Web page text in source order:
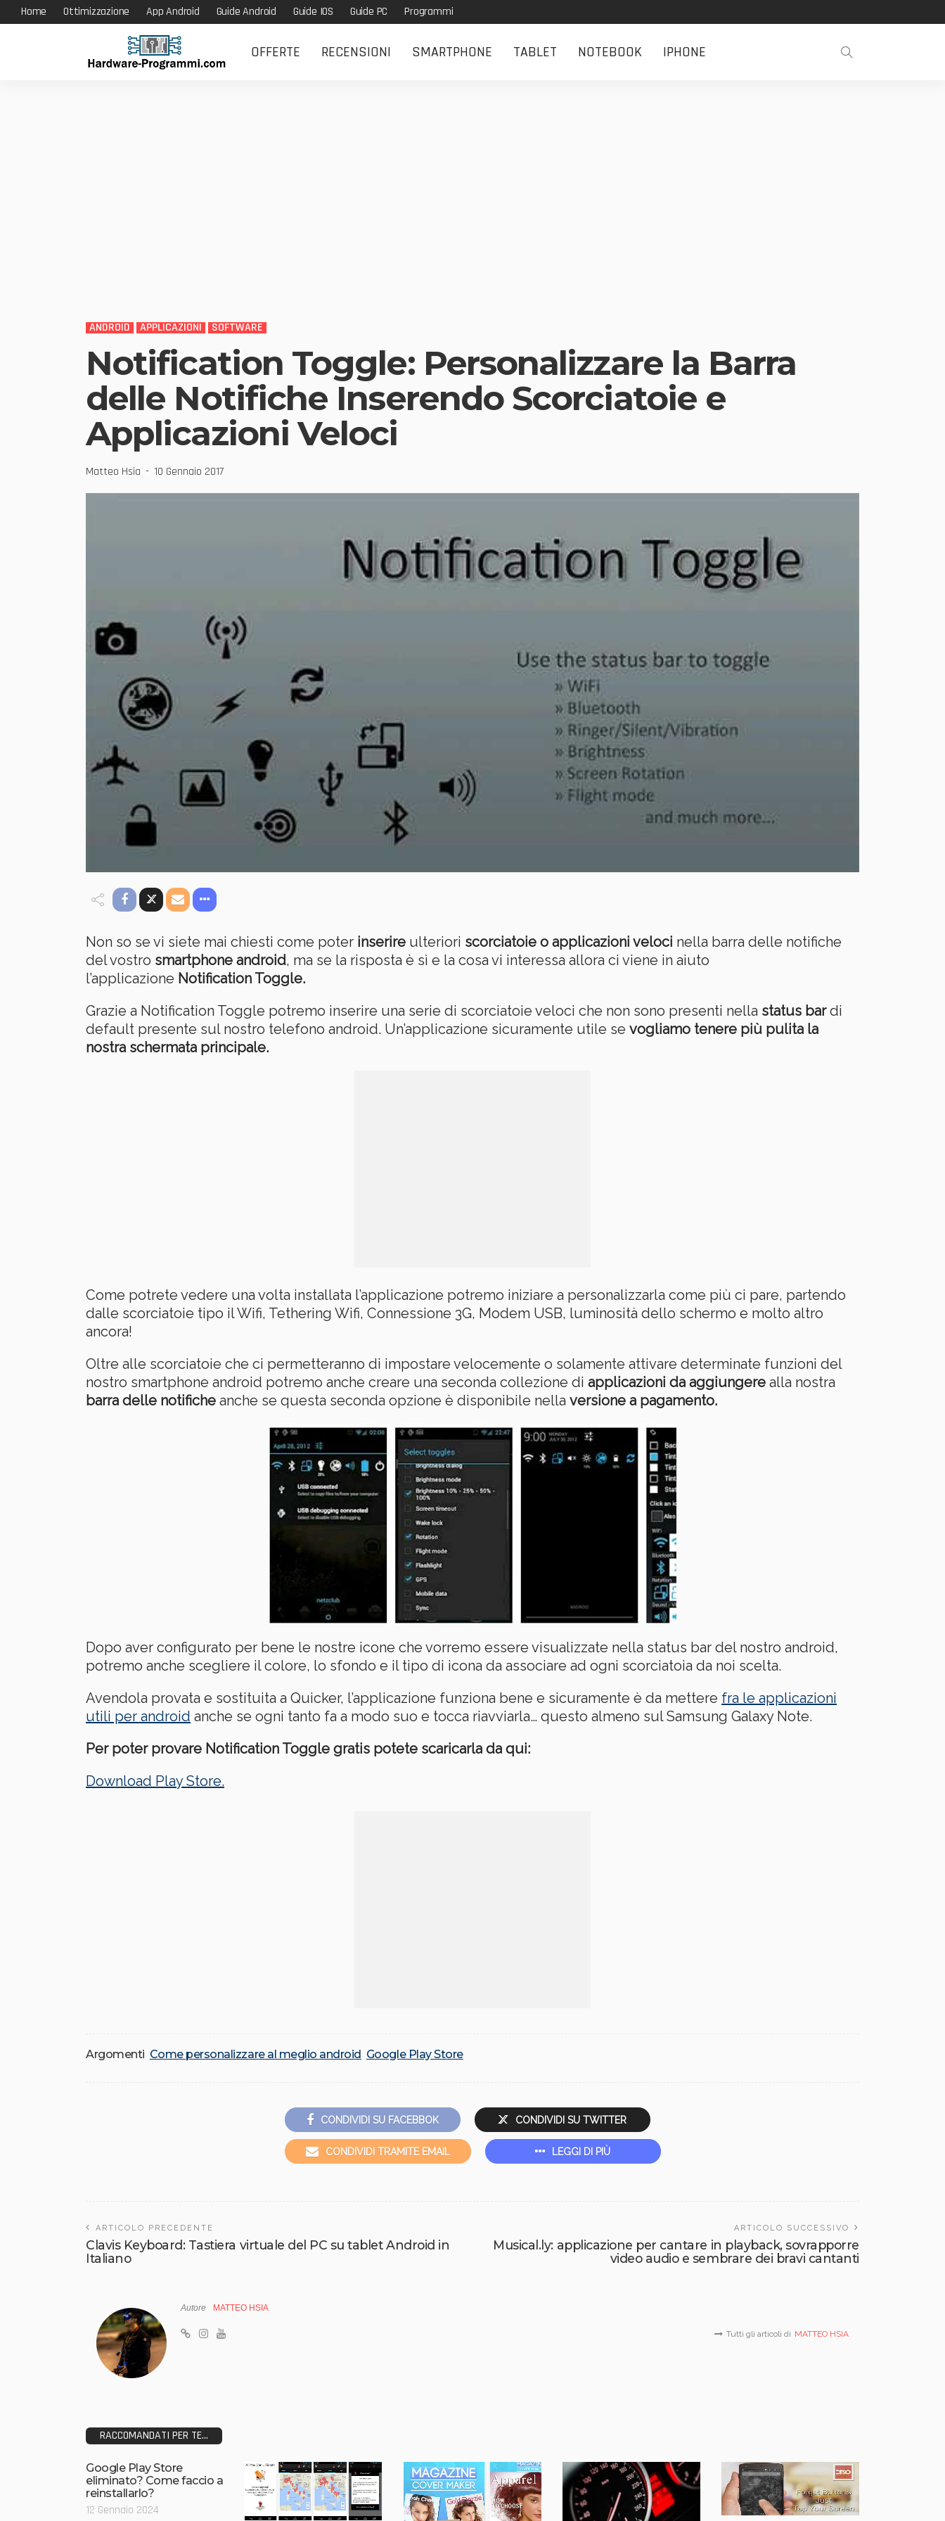
Home Ottimizzazione App Android Guide Android Guide IOS Guide PC Programmi
OFFERTE RECENSIONI SMARTPHONE TABLET NOTEBOOK IPHONE
ANDROID APPLICAZIONI SOFTWARE
Notification Toggle: Personalizzare la Barra
delle Notifiche Inserendo Scorciatoie e
Applicazioni Veloci
Matteo Hsia 10 Gennaio 2017
Non so se vi siete mai chiesti come poter inserire ulteriori scorciatoie o applicazioni veloci nella barra delle notifiche
del vostro smartphone android, ma se la risposta è sì e la cosa vi interessa allora ci viene in aiuto
l’applicazione Notification Toggle.
Grazie a Notification Toggle potremo inserire una serie di scorciatoie veloci che non sono presenti nella status bardi
default presente sul nostro telefono android. Un’applicazione sicuramente utile se vogliamo tenere più pulita la
nostra schermata principale.
Come potrete vedere una volta installata l’applicazione potremo iniziare a personalizzarla come più ci pare, partendo
dalle scorciatoie tipo il Wifi, Tethering Wifi, Connessione 3G, Modem USB, luminosità dello schermo e molto altro
ancora!
Oltre alle scorciatoie che ci permetteranno di impostare velocemente o solamente attivare determinate funzioni del
nostro smartphone android potremo anche creare una seconda collezione di applicazioni da aggiungere alla nostra
barra delle notifiche anche se questa seconda opzione è disponibile nella versione a pagamento.
Dopo aver configurato per bene le nostre icone che vorremo essere visualizzate nella status bar del nostro android,
potremo anche scegliere il colore, lo sfondo e il tipo di icona da associare ad ogni scorciatoia da noi scelta.
Avendola provata e sostituita a Quicker, l’applicazione funziona bene e sicuramente è da mettere fra le applicazioni
utili per android anche se ogni tanto fa a modo suo e tocca riavviarla… questo almeno sul Samsung Galaxy Note.
Per poter provare Notification Toggle gratis potete scaricarla da qui:
Download Play Store.
Argomenti Come personalizzare al meglio android Google Play Store
CONDIVIDI SU FACEBBOK CONDIVIDI SU TWITTER
CONDIVIDI TRAMITE EMAIL LEGGI DI PIÙ
ARTICOLO PRECEDENTE
Clavis Keyboard: Tastiera virtuale del PC su tablet Android in
Italiano
ARTICOLO SUCCESSIVO
Musical.ly: applicazione per cantare in playback, sovrapporre
video audio e sembrare dei bravi cantanti
Autore MATTEO HSIA
Tutti gli articoli di MATTEO HSIA
RACCOMANDATI PER TE...
Google Play Store
eliminato? Come faccio a
reinstallarlo?
12 Gennaio 2024